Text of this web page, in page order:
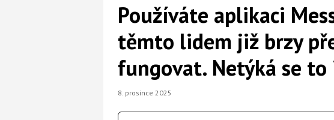
Používáte aplikaci
těmto lidem již brzy
fungovat. Netýká se to
8. prosince 2025